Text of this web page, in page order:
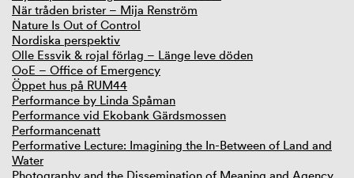
När tråden brister – Mija Renström
Nature Is Out of Control
Nordiska perspektiv
Olle Essvik & rojal förlag – Länge leve döden
OoE – Office of Emergency
Öppet hus på RUM44
Performance by Linda Spåman
Performance vid Ekobank Gärdsmossen
Performancenatt
Performative Lecture: Imagining the In-Between of Land and
Water